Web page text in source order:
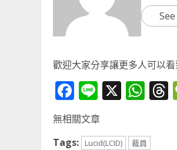
歡迎大家分享讓更多人可以看
Facebook
Line
X
無相關文章
Tags:
Lucid(LCID) 裁員